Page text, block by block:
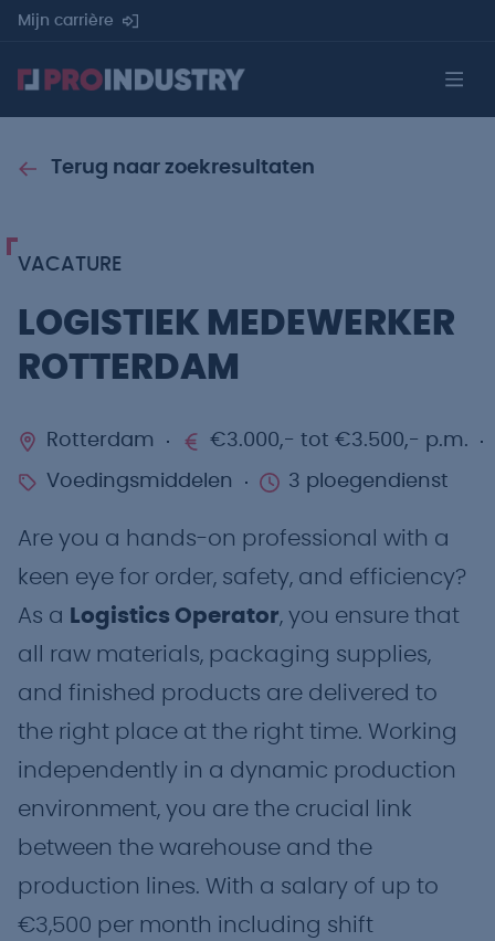
Mijn carrière
Terug naar zoekresultaten
VACATURE
LOGISTIEK MEDEWERKER
ROTTERDAM
Rotterdam €3.000,- tot €3.500,- p.m.
Voedingsmiddelen 3 ploegendienst
Are you a hands-on professional with a
keen eye for order, safety, and efficiency?
As a Logistics Operator, you ensure that
all raw materials, packaging supplies,
and finished products are delivered to
the right place at the right time. Working
independently in a dynamic production
environment, you are the crucial link
between the warehouse and the
production lines. With a salary of up to
€3,500 per month including shift